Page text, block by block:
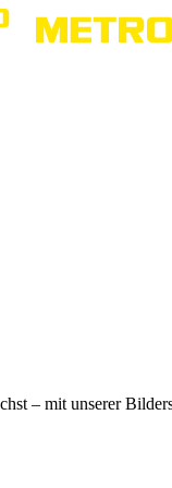
– mit unserer